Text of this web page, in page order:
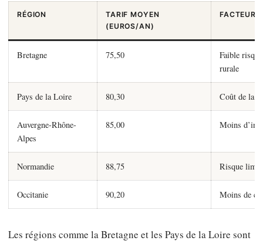
RÉGION
TARIF MOYEN
(EUROS/AN)
Bretagne 75,50
Faible
rurale
Pays de la Loire 80,30 Coût de la
Auvergne-Rhône-
Alpes
85,00 Moins
Normandie 88,75 Risque
Occitanie 90,20 Moins de
Les régions comme la Bretagne et les Pays de la Loire sont